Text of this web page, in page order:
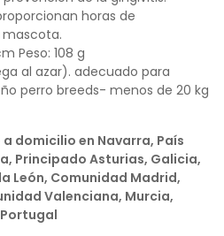
horas de
Peso: 108 g
al azar). adecuado para
perro breeds- menos de 20 kg
domicilio en Navarra, País
Principado Asturias, Galicia,
León, Comunidad Madrid,
Valenciana, Murcia,